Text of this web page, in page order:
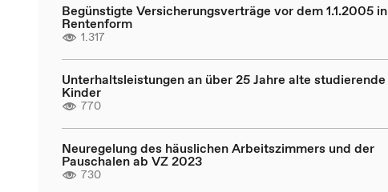
Begünstigte Versicherungsverträge vor dem 1.1.2005 in
Rentenform
1.317
Unterhaltsleistungen an über 25 Jahre alte studierende
Kinder
770
Neuregelung des häuslichen Arbeitszimmers und der
Pauschalen ab VZ 2023
730